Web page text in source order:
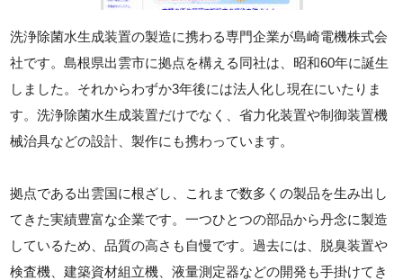
洗浄除菌水生成装置の製造に携わる専門企業が島崎電機株式会
社です。島根県出雲市に拠点を構える同社は、昭和60年に誕生
しました。それからわずか3年後には法人化し現在にいたりま
す。洗浄除菌水生成装置だけでなく、省力化装置や制御装置機
械治具などの設計、製作にも携わっています。
拠点である出雲国に根ざし、これまで数多くの製品を生み出し
てきた実績豊富な企業です。一つひとつの部品から丹念に製造
しているため、品質の高さも自慢です。過去には、脱臭装置や
検査機、建築資材組立機、液量測定器などの開発も手掛けてき